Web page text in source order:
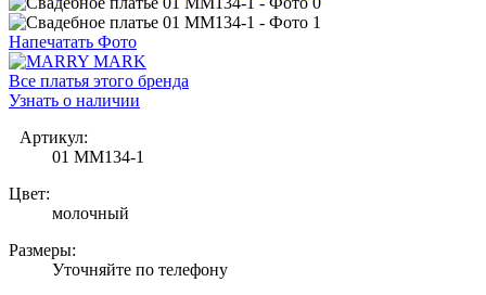
Напечатать Фото
Все платья этого бренда
Узнать о наличии
Артикул:
01 MM134-1
Цвет:
молочный
Размеры:
Уточняйте по телефону